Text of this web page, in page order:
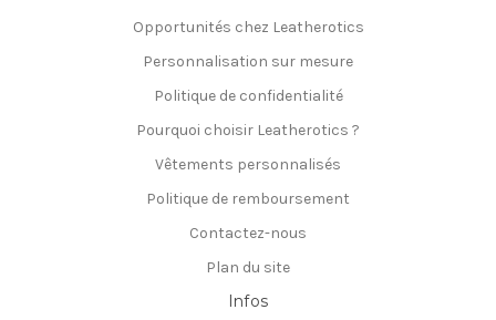
Opportunités chez Leatherotics
Personnalisation sur mesure
Politique de confidentialité
Pourquoi choisir Leatherotics ?
Vêtements personnalisés
Politique de remboursement
Contactez-nous
Plan du site
Infos